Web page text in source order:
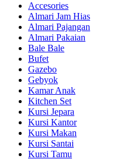
Accesories
Almari Jam Hias
Almari Pajangan
Almari Pakaian
Bale Bale
Bufet
Gazebo
Gebyok
Kamar Anak
Kitchen Set
Kursi Jepara
Kursi Kantor
Kursi Makan
Kursi Santai
Kursi Tamu